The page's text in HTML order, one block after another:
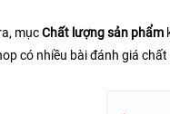
mục Chất lượng sản phẩm
có nhiều bài đánh giá